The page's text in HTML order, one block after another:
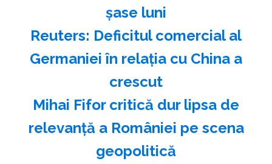
şase luni
Reuters: Deficitul comercial al
Germaniei în relaţia cu China a
crescut
Mihai Fifor critică dur lipsa de
relevanţă a României pe scena
geopolitică